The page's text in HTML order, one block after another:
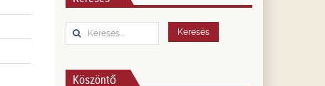
Keresés... Keresés
Köszöntő